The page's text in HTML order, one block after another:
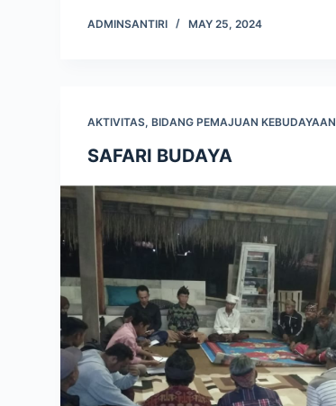
ADMINSANTIRI MAY 25, 2024
AKTIVITAS,BIDANG PEMAJUAN KEBUDAYAAN
SAFARI BUDAYA